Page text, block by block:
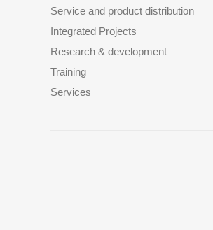
Service and product distribution
Integrated Projects
Research & development
Training
Services